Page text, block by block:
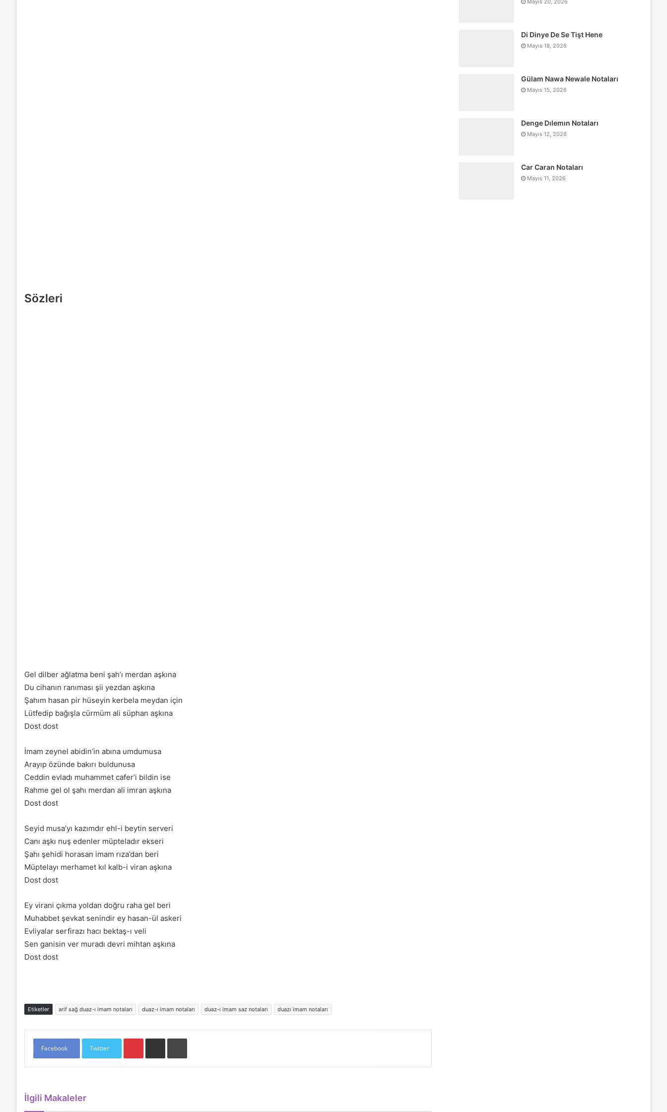
Sözleri
Gel dilber ağlatma beni şah’ı merdan aşkına
Du cihanın ranıması şii yezdan aşkına
Şahım hasan pir hüseyin kerbela meydan için
Lütfedip bağışla cürmüm ali süphan aşkına
Dost dost
İmam zeynel abidin’in abına umdumusa
Arayıp özünde bakırı buldunusa
Ceddin evladı muhammet cafer’i bildin ise
Rahme gel ol şahı merdan ali imran aşkına
Dost dost
Seyid musa’yı kazımdır ehl-i beytin serveri
Canı aşkı nuş edenler müpteladır ekseri
Şahı şehidi horasan imam rıza’dan beri
Müptelayı merhamet kıl kalb-i viran aşkına
Dost dost
Ey virani çıkma yoldan doğru raha gel beri
Muhabbet şevkat senindir ey hasan-ül askeri
Evliyalar serfirazı hacı bektaş-ı veli
Sen ganisin ver muradı devri mihtan aşkına
Dost dost
Etiketler arif sağ duaz-ı imam notaları duaz-ı imam notaları duaz-ı imam saz notaları duazı imam notaları
Facebook Twitter
Pinterest E-Posta ile paylaş Yazdır
İlgili Makaleler
Mayıs 20, 2026
Di Dinye De Se Tişt Hene
Mayıs 18, 2026
Gülam Nawa Newale Notaları
Mayıs 15, 2026
Denge Dılemın Notaları
Mayıs 12, 2026
Car Caran Notaları
Mayıs 11, 2026